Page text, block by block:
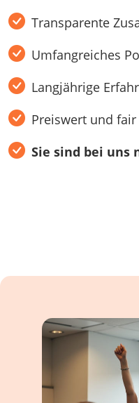
Transparente
Umfangreiches
Langjährige
Preiswert und fair
Sie sind bei uns